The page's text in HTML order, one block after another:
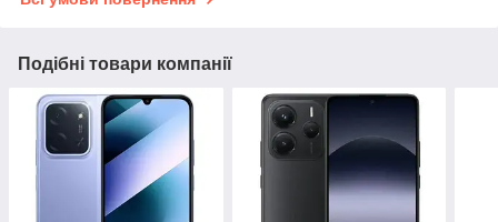
Подібні товари компанії